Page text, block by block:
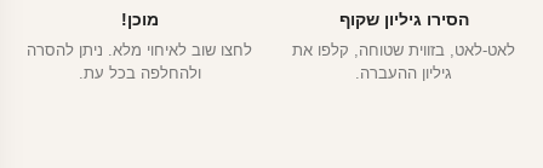
הסירו גיליון שקוף
לאט-לאט, בזווית שטוחה, קלפו את
גיליון ההעברה.
מוכן!
לחצו שוב לאיחוי מלא. ניתן להסרה
ולהחלפה בכל עת.